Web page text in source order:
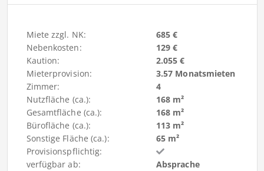
Miete zzgl. NK:
685 €
Nebenkosten:
129 €
Kaution:
2.055 €
Mieterprovision:
3.57 Monatsmieten
Zimmer:
4
Nutzfläche (ca.):
168 m²
Gesamtfläche (ca.):
168 m²
Bürofläche (ca.):
113 m²
Sonstige Fläche (ca.):
65 m²
Provisionspflichtig:
verfügbar ab:
Absprache